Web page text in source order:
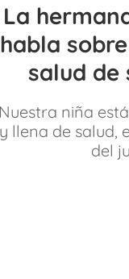
La
habla
salud de
niña
llena de salud,
del